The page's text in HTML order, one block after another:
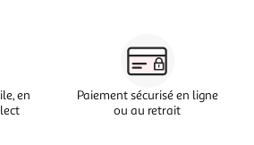
en
Paiement sécurisé en ligne
ou au retrait